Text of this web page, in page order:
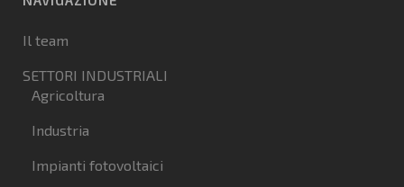
Il team
SETTORI INDUSTRIALI
Agricoltura
Industria
Impianti fotovoltaici